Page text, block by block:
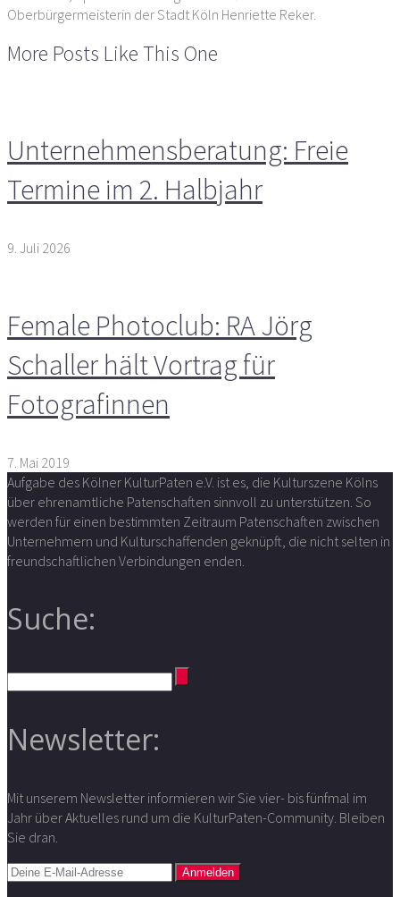
Oberbürgermeisterin der Stadt Köln Henriette Reker.
More Posts Like This One
Unternehmensberatung: Freie
Termine im 2. Halbjahr
9. Juli 2026
Female Photoclub: RA Jörg
Schaller hält Vortrag für
Fotografinnen
7. Mai 2019
Aufgabe des Kölner KulturPaten e.V. ist es, die Kulturszene Kölns
über ehrenamtliche Patenschaften sinnvoll zu unterstützen. So
werden für einen bestimmten Zeitraum Patenschaften zwischen
Unternehmern und Kulturschaffenden geknüpft, die nicht selten in
freundschaftlichen Verbindungen enden.
Suche:
Newsletter:
Mit unserem Newsletter informieren wir Sie vier- bis fünfmal im
Jahr über Aktuelles rund um die KulturPaten-Community. Bleiben
Sie dran.